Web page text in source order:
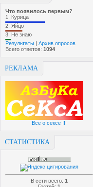
Что появилось первым?
1. Курица
2. Яйцо
3. Не знаю
Результаты | Архив опросов
Всего ответов: 1094
РЕКЛАМА
Все о сексе !!!
СТАТИСТИКА
В сети всего: 1